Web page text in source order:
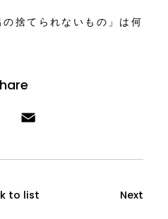
捨てられないもの」は何
to list Next